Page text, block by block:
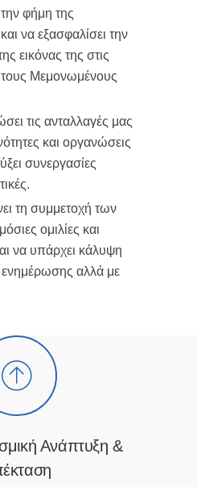
φήμη της
να εξασφαλίσει την
εικόνας της στις
τους Μεμονωμένους
τις ανταλλαγές μας
και οργανώσεις
συνεργασίες
τη συμμετοχή των
ομιλίες και
να υπάρχει κάλυψη
αλλά με
Ανάπτυξη &